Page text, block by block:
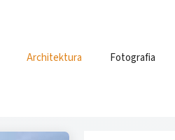
Architektura Fotografia